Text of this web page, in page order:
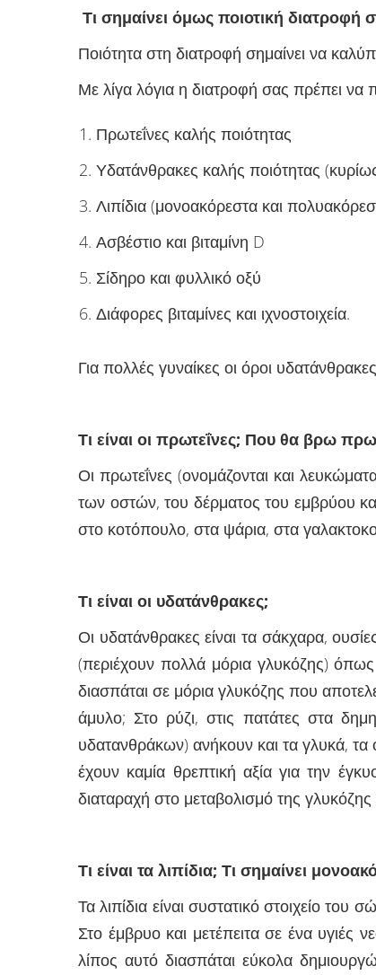
Τι σημαίνει όμως ποιοτική διατροφή
Ποιότητα στη διατροφή σημαίνει να
Με λίγα λόγια η διατροφή σας πρέπει να
Πρωτεΐνες καλής ποιότητας
Υδατάνθρακες καλής ποιότητας
Λιπίδια (μονοακόρεστα και
Ασβέστιο και βιταμίνη D
Σίδηρο και φυλλικό οξύ
Διάφορες βιταμίνες και ιχνοστοιχεία.
Για πολλές γυναίκες οι όροι
Τι είναι οι πρωτεΐνες; Που θα βρω
Οι πρωτεΐνες (ονομάζονται και
των οστών, του δέρματος του εμβρύου
στο κοτόπουλο, στα ψάρια, στα
Τι είναι οι υδατάνθρακες;
Οι υδατάνθρακες είναι τα σάκχαρα,
(περιέχουν πολλά μόρια γλυκόζης)
διασπάται σε μόρια γλυκόζης που
άμυλο; Στο ρύζι, στις πατάτες στα
υδατανθράκων) ανήκουν και τα γλυκά,
έχουν καμία θρεπτική αξία για την
διαταραχή στο μεταβολισμό της
Τι είναι τα λιπίδια; Τι σημαίνει
Τα λιπίδια είναι συστατικό στοιχείο
Στο έμβρυο και μετέπειτα σε ένα
λίπος αυτό διασπάται εύκολα